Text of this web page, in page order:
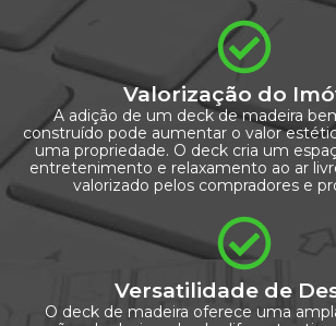
Valorização do
A adição de um deck de madeira
construído pode aumentar o valor
uma propriedade. O deck cria um
entretenimento e relaxamento ao ar
valorizado pelos compradores e
Versatilidade de
O deck de madeira oferece uma